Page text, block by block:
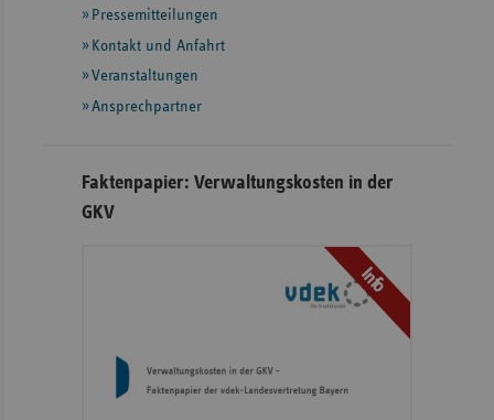
weiteren
Informationen
Pressemitteilungen
Kontakt und Anfahrt
Veranstaltungen
Ansprechpartner
Faktenpapier: Verwaltungskosten in der
GKV
Info